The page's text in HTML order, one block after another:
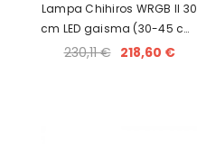
Lampa Chihiros WRGB II 30
cm LED gaisma (30-45 cm,
33 W, 2300 lm)
230,11 € 218,60 €